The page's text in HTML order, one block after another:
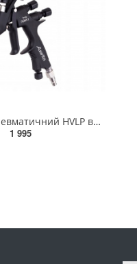
Фарбопульт пневматичний HVLP верх.пласт.бачок 600 мл, форсунка-1,8 мм AUARITA NOVA-1.8
1 995